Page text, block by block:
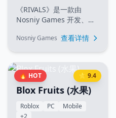
《RIVALS》是一款由
Nosniy Games 开发、节
Roblox 1v1 竞技场射击游
弓箭等多种武器，与其他
玩家进行纯粹靠技术决胜
负的激烈对决。赢取胜
利、提升排位等级、解锁
独特的武器皮肤，证明你
Nosniy Games 查看详情
🔥 HOT ⭐ 9.4
Blox Fruits (水果)
Roblox PC
Mobile